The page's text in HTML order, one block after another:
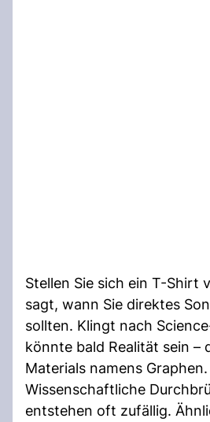
Stellen Sie sich ein T-Shirt
sagt, wann Sie direktes
sollten. Klingt nach
könnte bald Realität sein –
Materials namens Graphen.
Wissenschaftliche
entstehen oft zufällig.